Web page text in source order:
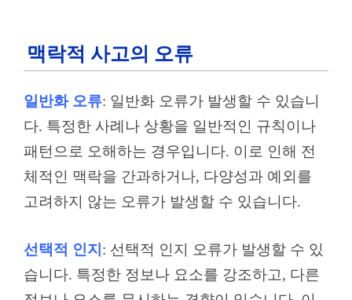
맥락적 사고의 오류
일반화 오류: 일반화 오류가 발생할 수 있습니
다. 특정한 사례나 상황을 일반적인 규칙이나
패턴으로 오해하는 경우입니다. 이로 인해 전
체적인 맥락을 간과하거나, 다양성과 예외를
고려하지 않는 오류가 발생할 수 있습니다.
선택적 인지 : 선택적 인지 오류가 발생할 수 있
습니다. 특정한 정보나 요소를 강조하고, 다른